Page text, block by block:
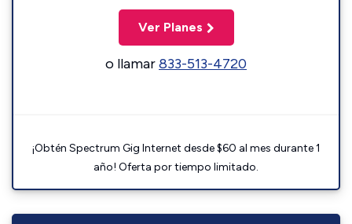
Ver Planes
o llamar833-513-4720
¡Obtén Spectrum Gig Internet desde $60 al mes durante 1
año! Oferta por tiempo limitado.